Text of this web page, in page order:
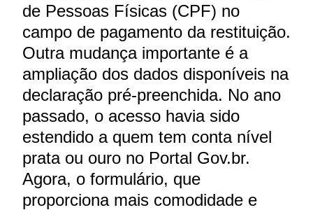
de Pessoas Físicas (CPF) no
campo de pagamento da restituição.
Outra mudança importante é a
ampliação dos dados disponíveis na
declaração pré-preenchida. No ano
passado, o acesso havia sido
estendido a quem tem conta nível
prata ou ouro no Portal Gov.br.
Agora, o formulário, que
proporciona mais comodidade e